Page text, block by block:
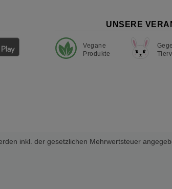
UNSERE
Vegane
Produkte
inkl. der gesetzlichen Mehrwertsteuer